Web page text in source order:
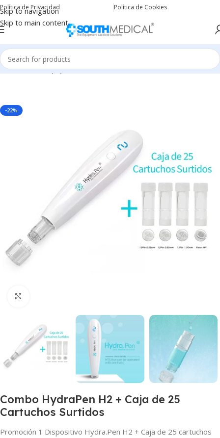
Skip to navigation
Skip to main content
Política de Privacidad Política de Cookies
Inicio DrPen Equipos Dr.Pen
-22%
Combo HydraPen H2 + Caja de 25
Cartuchos Surtidos
Promoción 1 Dispositivo Hydra.Pen H2 + Caja de 25 cartuchos